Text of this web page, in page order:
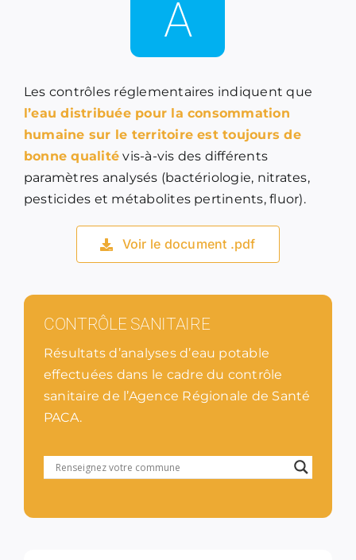
A
Les contrôles réglementaires indiquent que
l’eau distribuée pour la consommation
humaine sur le territoire est toujours de
bonne qualité vis-à-vis des différents
paramètres analysés (bactériologie, nitrates,
pesticides et métabolites pertinents, fluor).
Voir le document .pdf
CONTRÔLE SANITAIRE
Résultats d’analyses d’eau potable
effectuées dans le cadre du contrôle
sanitaire de l’Agence Régionale de Santé
PACA.